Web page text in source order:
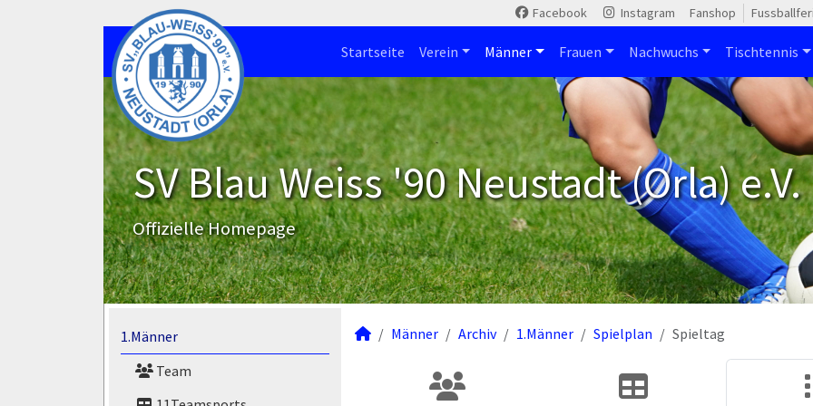
Facebook Instagram Fanshop
Startseite Verein Männer Frauen Nachwuchs Tischtennis
SV Blau Weiss '90 Neustadt (Orla) e.V.
Offizielle Homepage
1.Männer
Team
Männer Archiv 1.Männer Spielplan Spieltag